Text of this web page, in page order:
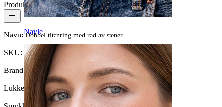
Navle
Produktdetaljer
Navn:Dobbel titanring med rad av stener
SKU:Ring-205
Brand:Bodymod Premium
Lukkemekanisme:Hengsel